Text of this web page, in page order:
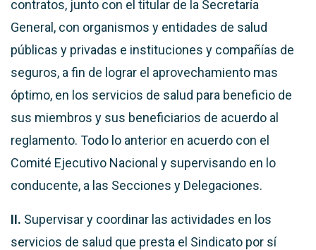
contratos, junto con el titular de la Secretaría
General, con organismos y entidades de salud
públicas y privadas e instituciones y compañías de
seguros, a fin de lograr el aprovechamiento mas
óptimo, en los servicios de salud para beneficio de
sus miembros y sus beneficiarios de acuerdo al
reglamento. Todo lo anterior en acuerdo con el
Comité Ejecutivo Nacional y supervisando en lo
conducente, a las Secciones y Delegaciones.
II. Supervisar y coordinar las actividades en los
servicios de salud que presta el Sindicato por sí